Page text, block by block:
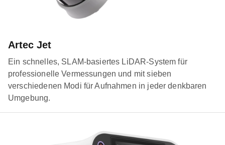
Artec Jet
Ein schnelles, SLAM-basiertes LiDAR-System für
professionelle Vermessungen und mit sieben
verschiedenen Modi für Aufnahmen in jeder denkbaren
Umgebung.